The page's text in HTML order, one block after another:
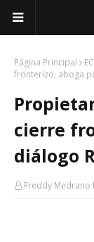
Página Principal
fronterizo; aboga
cierre
diálogo
Freddy Medrano